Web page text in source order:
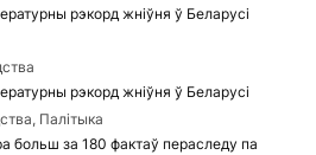
рэкорд жніўня ў Беларусі
рэкорд жніўня ў Беларусі
Палітыка
больш за 180 фактаў пераследу па